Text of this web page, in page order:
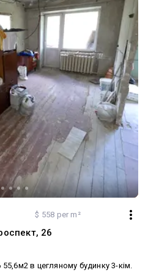
про перегляд!
$ 558 per m²
26